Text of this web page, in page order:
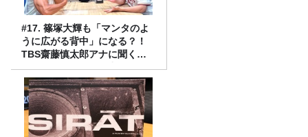
#17. 篠塚大輝も「マンタのよ
うに広がる背中」になる？！
TBS齋藤慎太郎アナに聞くメ
ンズフィジークの魅力！！